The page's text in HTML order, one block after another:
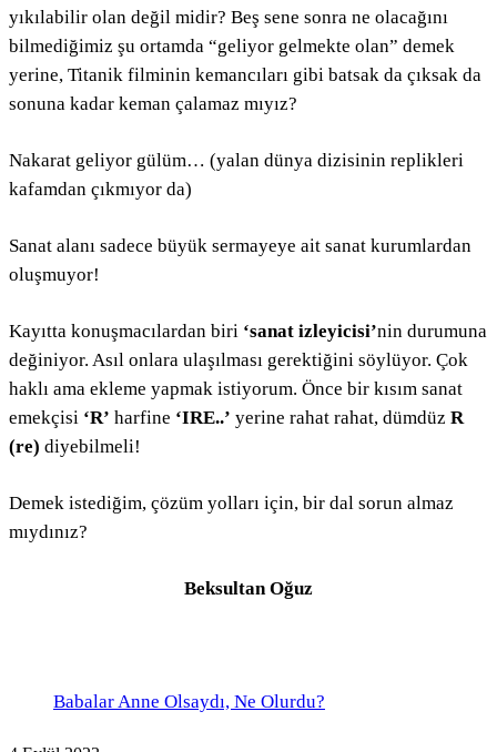
yıkılabilir olan değil midir? Beş sene sonra ne olacağını
bilmediğimiz şu ortamda “geliyor gelmekte olan” demek
yerine, Titanik filminin kemancıları gibi batsak da çıksak da
sonuna kadar keman çalamaz mıyız?
Nakarat geliyor gülüm… (yalan dünya dizisinin replikleri
kafamdan çıkmıyor da)
Sanat alanı sadece büyük sermayeye ait sanat kurumlardan
oluşmuyor!
Kayıtta konuşmacılardan biri ‘sanat izleyicisi’nin durumuna
değiniyor. Asıl onlara ulaşılması gerektiğini söylüyor. Çok
haklı ama ekleme yapmak istiyorum. Önce bir kısım sanat
emekçisi ‘R’ harfine ‘IRE..’ yerine rahat rahat, dümdüz R
(re) diyebilmeli!
Demek istediğim, çözüm yolları için, bir dal sorun almaz
mıydınız?
Beksultan Oğuz
Babalar Anne Olsaydı, Ne Olurdu?